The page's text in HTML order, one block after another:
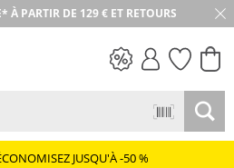
À PARTIR DE 129 € ET RETOURS
SOUS 30 JOURS
JUSQU'À -50 %